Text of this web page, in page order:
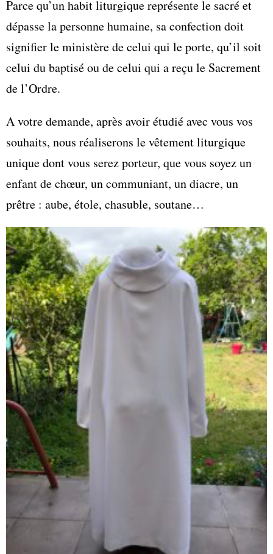
Parce qu’un habit liturgique représente le sacré et
dépasse la personne humaine, sa confection doit
signifier le ministère de celui qui le porte, qu’il soit
celui du baptisé ou de celui qui a reçu le Sacrement
de l’Ordre.
A votre demande, après avoir étudié avec vous vos
souhaits, nous réaliserons le vêtement liturgique
unique dont vous serez porteur, que vous soyez un
enfant de chœur, un communiant, un diacre, un
prêtre : aube, étole, chasuble, soutane…